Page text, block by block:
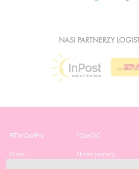
NASI PARTNERZY
FITWOMEN
O nas
POMOC
Strona pomocy